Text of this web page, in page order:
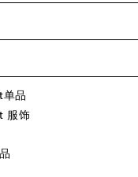
品
服饰